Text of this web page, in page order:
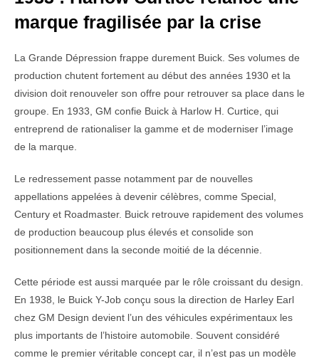
marque fragilisée par la crise
La Grande Dépression frappe durement Buick. Ses volumes de
production chutent fortement au début des années 1930 et la
division doit renouveler son offre pour retrouver sa place dans le
groupe. En 1933, GM confie Buick à Harlow H. Curtice, qui
entreprend de rationaliser la gamme et de moderniser l’image
de la marque.
Le redressement passe notamment par de nouvelles
appellations appelées à devenir célèbres, comme Special,
Century et Roadmaster. Buick retrouve rapidement des volumes
de production beaucoup plus élevés et consolide son
positionnement dans la seconde moitié de la décennie.
Cette période est aussi marquée par le rôle croissant du design.
En 1938, le Buick Y-Job conçu sous la direction de Harley Earl
chez GM Design devient l’un des véhicules expérimentaux les
plus importants de l’histoire automobile. Souvent considéré
comme le premier véritable concept car, il n’est pas un modèle